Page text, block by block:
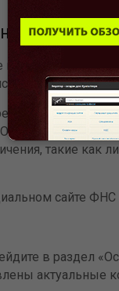
для ИП
право на
всего,
указанных
такие как
сайте
в раздел